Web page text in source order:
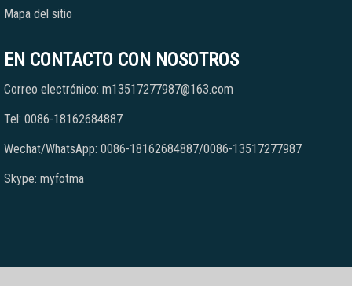
Mapa del sitio
EN CONTACTO CON NOSOTROS
Correo electrónico: m13517277987@163.com
Tel: 0086-18162684887
Wechat/WhatsApp: 0086-18162684887/0086-13517277987
Skype: myfotma